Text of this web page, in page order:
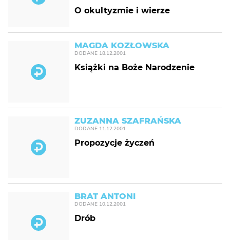
O okultyzmie i wierze
MAGDA KOZŁOWSKA
DODANE 18.12.2001
Książki na Boże Narodzenie
ZUZANNA SZAFRAŃSKA
DODANE 11.12.2001
Propozycje życzeń
BRAT ANTONI
DODANE 10.12.2001
Drób